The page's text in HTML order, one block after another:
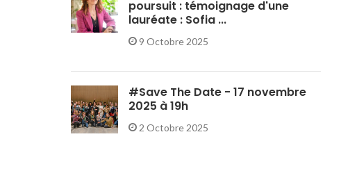
poursuit : témoignage d'une
lauréate : Sofia ...
9 Octobre 2025
#Save The Date - 17 novembre
2025 à 19h
2 Octobre 2025